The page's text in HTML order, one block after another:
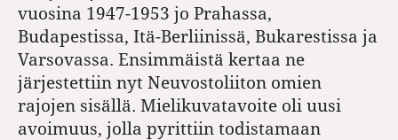
vuosina 1947-1953 jo Prahassa,
Budapestissa, Itä-Berliinissä, Bukarestissa ja
Varsovassa. Ensimmäistä kertaa ne
järjestettiin nyt Neuvostoliiton omien
rajojen sisällä. Mielikuvatavoite oli uusi
avoimuus, jolla pyrittiin todistamaan